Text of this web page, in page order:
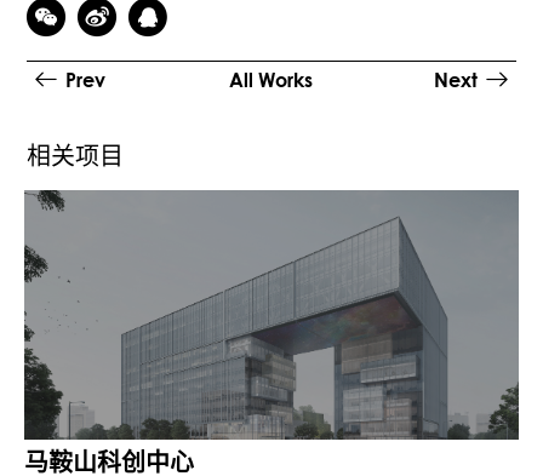
来”？
3.如何通过建筑的整体设计，突显滨湖新区
向景观面展开，根据场地周边条件，于场地
西南角布置180m超高层办公塔楼，底层布置
大型商业，接着修剪塔楼体量，形成动态旋
转的趋势，180m塔楼以西面北湖公园为起
点，沿着景观绿轴朝南旋转，以扭转的姿
态，以中心景观绿轴为载体，动态地串联起
北部和南部的景观资源，统领整个片区的建
筑形象。
Prev All Works Next
相关项目
马鞍山科创中心